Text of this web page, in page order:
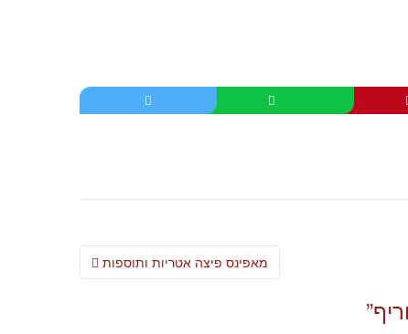
Post
מאפינס פיצה אטריות ותוספות
”